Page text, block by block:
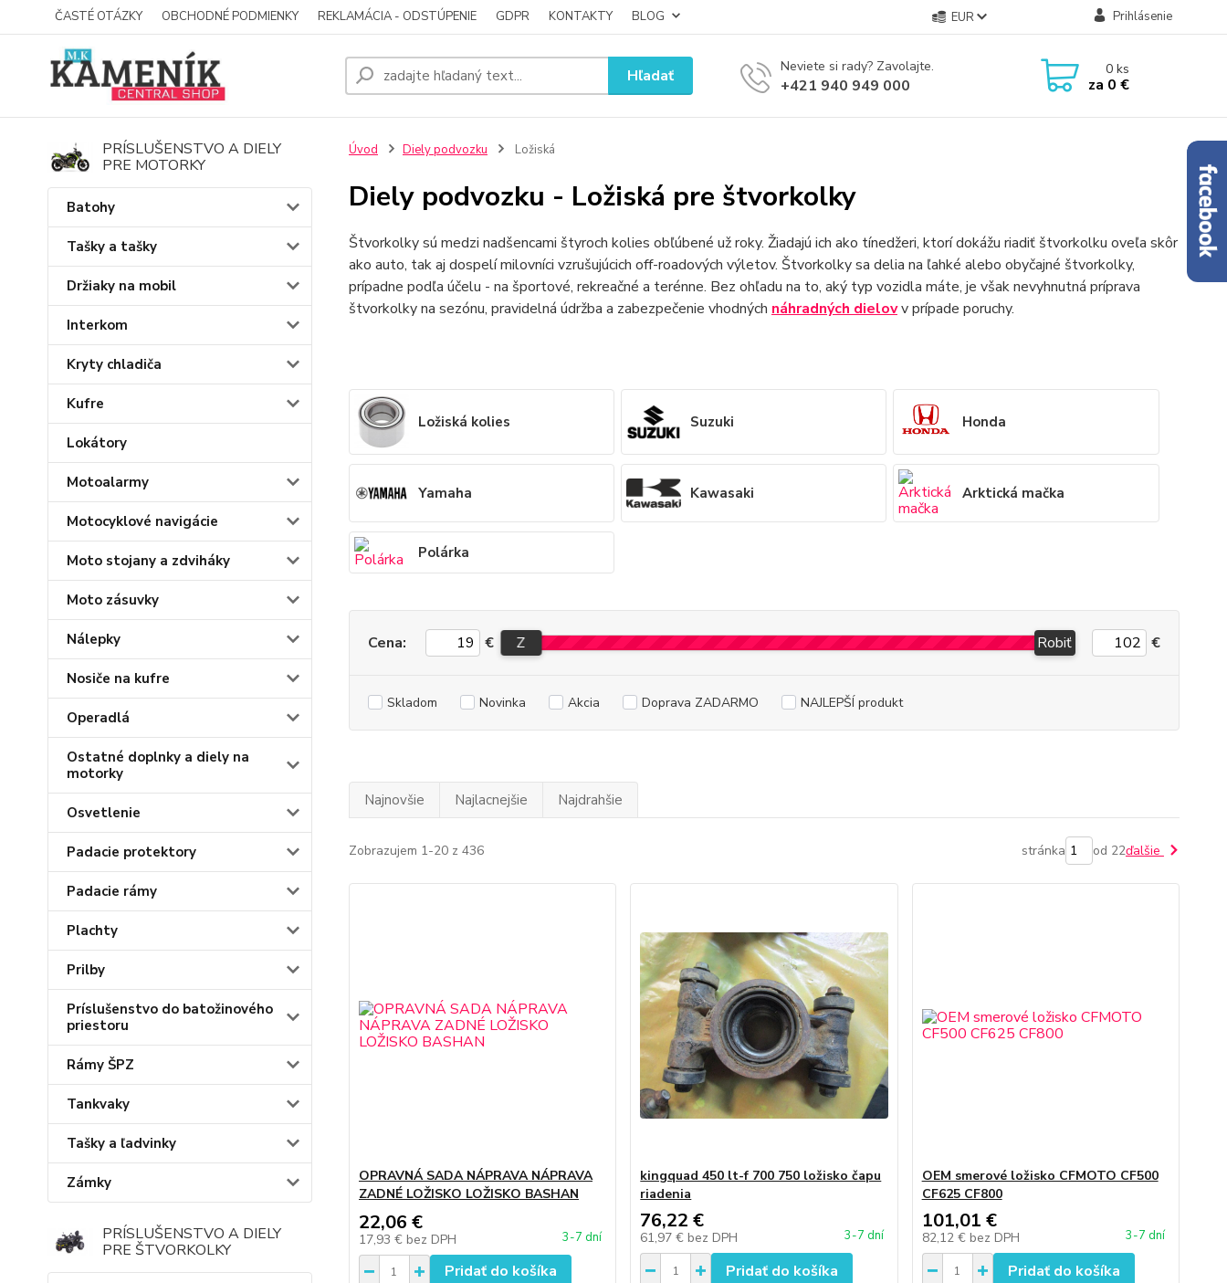
ČASTÉ OTÁZKY OBCHODNÉ PODMIENKY REKLAMÁCIA - ODSTÚPENIE GDPR KONTAKTY BLOG EUR Prihlásenie
Hľadať Neviete si rady? Zavolajte.
+421 940 949 000
0ks
za 0 €
PRÍSLUŠENSTVO A DIELY
PRE MOTORKY
Batohy
Tašky a tašky
Držiaky na mobil
Interkom
Kryty chladiča
Kufre
Lokátory
Motoalarmy
Motocyklové navigácie
Moto stojany a zdviháky
Moto zásuvky
Nálepky
Nosiče na kufre
Operadlá
Ostatné doplnky a diely na
motorky
Osvetlenie
Padacie protektory
Padacie rámy
Plachty
Prilby
Príslušenstvo do batožinového
priestoru
Rámy ŠPZ
Tankvaky
Tašky a ľadvinky
Zámky
PRÍSLUŠENSTVO A DIELY
PRE ŠTVORKOLKY
Úvod Diely podvozku Ložiská
Diely podvozku - Ložiská pre štvorkolky
Štvorkolky sú medzi nadšencami štyroch kolies obľúbené už roky. Žiadajú ich ako tínedžeri, ktorí dokážu riadiť štvorkolku oveľa skôr
ako auto, tak aj dospelí milovníci vzrušujúcich off-roadových výletov. Štvorkolky sa delia na ľahké alebo obyčajné štvorkolky,
prípadne podľa účelu - na športové, rekreačné a terénne. Bez ohľadu na to, aký typ vozidla máte, je však nevyhnutná príprava
štvorkolky na sezónu, pravidelná údržba a zabezpečenie vhodných náhradných dielovv prípade poruchy.
Ložiská kolies Suzuki Honda
Yamaha Kawasaki Arktická mačka
Polárka
Cena: € Z Robiť €
Skladom Novinka Akcia Doprava ZADARMO NAJLEPŠÍ produkt
Najnovšie Najlacnejšie Najdrahšie
Zobrazujem 1-20 z 436 stránka od 22ďalšie
OPRAVNÁ SADA NÁPRAVA NÁPRAVA
ZADNÉ LOŽISKO LOŽISKO BASHAN
22,06 €
17,93 € bez DPH 3-7 dní
Pridať do košíka
kingquad 450 lt-f 700 750 ložisko čapu
riadenia
76,22 €
61,97 € bez DPH 3-7 dní
Pridať do košíka
OEM smerové ložisko CFMOTO CF500
CF625 CF800
101,01 €
82,12 € bez DPH 3-7 dní
Pridať do košíka